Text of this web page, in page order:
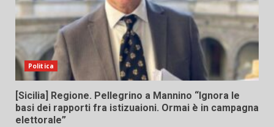
Politica
[Sicilia] Regione. Pellegrino a Mannino “Ignora le
basi dei rapporti fra istizuaioni. Ormai è in campagna
elettorale”